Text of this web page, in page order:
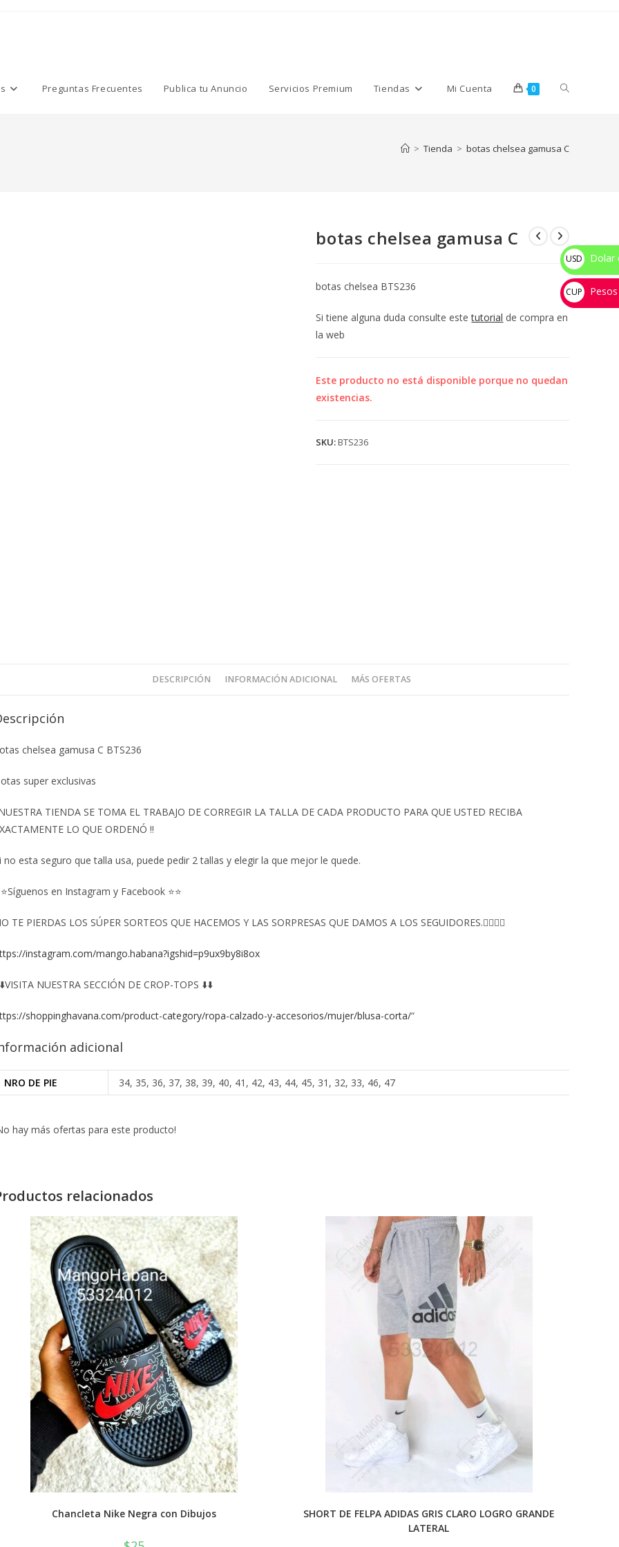
Preguntas Frecuentes Publica tu Anuncio Servicios Premium Tiendas Mi Cuenta 0 Alternar
la
web
> Tienda > botas chelsea gamusa C
botas chelsea gamusa C
botas chelsea BTS236
Si tiene alguna duda consulte estetutorial de compra en
la web
Este producto no está disponible porque no quedan
existencias.
SKU:BTS236
DESCRIPCIÓN INFORMACIÓN ADICIONAL MÁS OFERTAS
chelsea gamusa C BTS236
super exclusivas
TIENDA SE TOMA EL TRABAJO DE CORREGIR LA TALLA DE CADA PRODUCTO PARA QUE USTED RECIBA
LO QUE ORDENÓ ‼️
no esta seguro que talla usa, puede pedir 2 tallas y elegir la que mejor le quede.
en Instagram y Facebook ⭐⭐
TE PIERDAS LOS SÚPER SORTEOS QUE HACEMOS Y LAS SORPRESAS QUE DAMOS A LOS SEGUIDORES.👇🏻👇🏻
instagram.com/mango.habana?igshid=p9ux9by8i8ox
NUESTRA SECCIÓN DE CROP-TOPS ⬇️⬇️
shoppinghavana.com/product-category/ropa-calzado-y-accesorios/mujer/blusa-corta/“
adicional
NRO DE PIE 34, 35, 36, 37, 38, 39, 40, 41, 42, 43, 44, 45, 31, 32, 33, 46, 47
hay más ofertas para este producto!
relacionados
Chancleta Nike Negra con Dibujos
SHORT DE FELPA ADIDAS GRIS CLARO LOGRO GRANDE
LATERAL
USD
$
Dolar
CUP
💰
Pesos